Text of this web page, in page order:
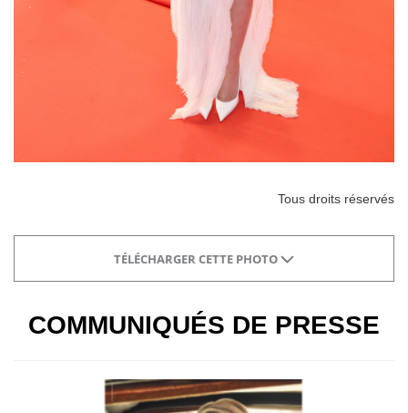
Tous droits réservés
TÉLÉCHARGER CETTE PHOTO
COMMUNIQUÉS DE PRESSE